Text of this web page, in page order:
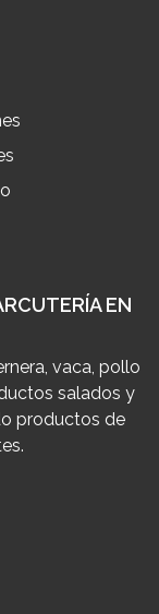
EN
vaca, pollo
salados y
productos de